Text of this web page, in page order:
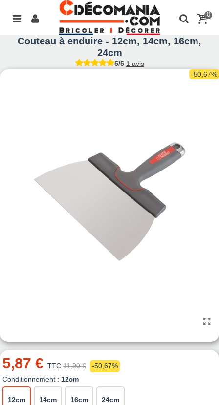
0
Couteau à enduire - 12cm, 14cm, 16cm,
24cm
5/5 1 avis
-50,67%
5,87 € TTC 11,90 €
-50,67%
Conditionnement : 12cm
12cm 14cm 16cm 24cm